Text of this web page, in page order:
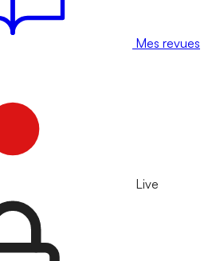
Mes revues
Live